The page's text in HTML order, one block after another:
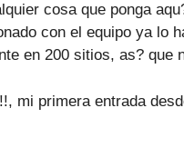
cosa que ponga
con el equipo ya lo
en 200 sitios, as? que
mi primera entrada